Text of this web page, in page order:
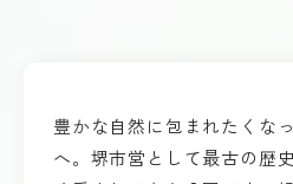
豊かな自然に包まれたくな
へ。堺市営として最古の歴